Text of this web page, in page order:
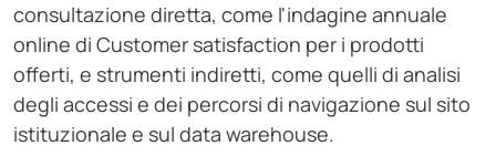
consultazione diretta, come l'indagine annuale
online di Customer satisfaction per i prodotti
offerti, e strumenti indiretti, come quelli di analisi
degli accessi e dei percorsi di navigazione sul sito
istituzionale e sul data warehouse.